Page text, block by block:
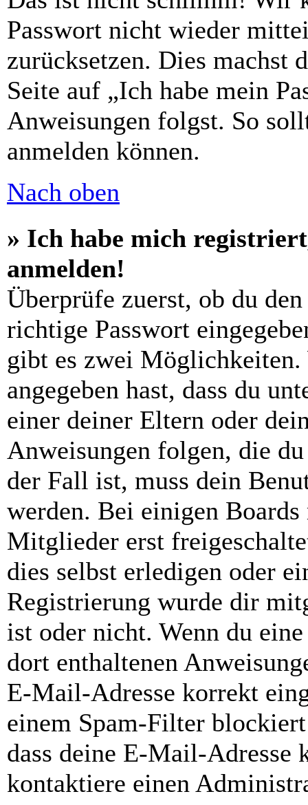
Passwort nicht wieder
zurücksetzen. Dies machst
Seite auf „Ich habe mein
Anweisungen folgst. So
anmelden können.
Nach oben
» Ich habe mich
anmelden!
Überprüfe zuerst, ob du
richtige Passwort
gibt es zwei
angegeben hast, dass du
einer deiner Eltern oder
Anweisungen folgen, die
der Fall ist, muss dein
werden. Bei einigen Boards
Mitglieder erst
dies selbst erledigen oder
Registrierung wurde dir
ist oder nicht. Wenn du
dort enthaltenen
E-Mail-Adresse korrekt
einem Spam-Filter
dass deine E-Mail-Adresse
kontaktiere einen